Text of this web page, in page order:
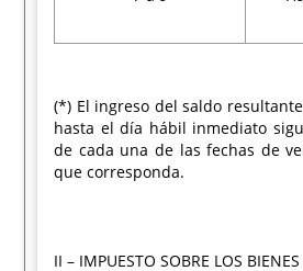
(*) El ingreso del saldo
hasta el día hábil inmediato
de cada una de las fechas de
que corresponda.
II – IMPUESTO SOBRE LOS